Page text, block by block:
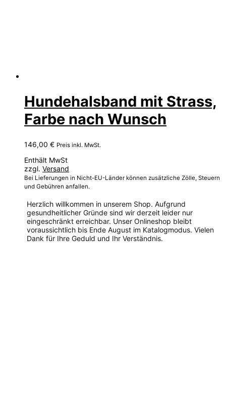
Hundehalsband mit Strass,
Farbe nach Wunsch
146,00 € Preis inkl. MwSt.
Enthält MwSt
zzgl. Versand
Bei Lieferungen in Nicht-EU-Länder können zusätzliche Zölle, Steuern
und Gebühren anfallen.
Herzlich willkommen in unserem Shop. Aufgrund
gesundheitlicher Gründe sind wir derzeit leider nur
eingeschränkt erreichbar. Unser Onlineshop bleibt
voraussichtlich bis Ende August im Katalogmodus. Vielen
Dank für Ihre Geduld und Ihr Verständnis.